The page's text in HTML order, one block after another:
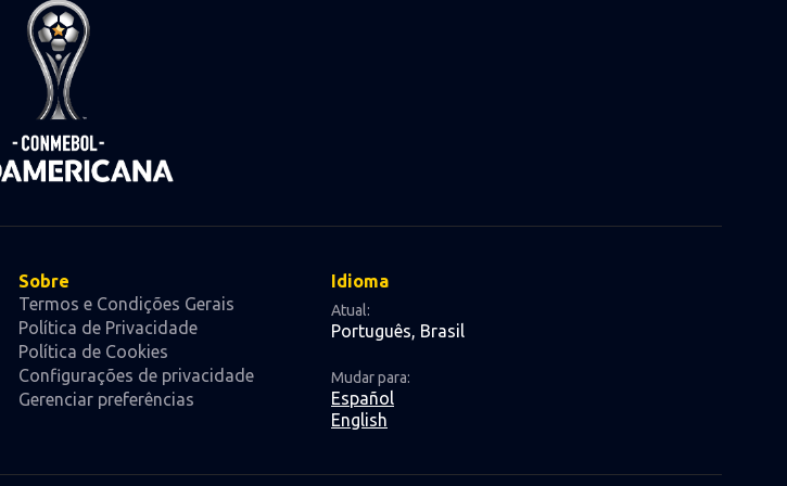
Sobre
Termos e Condições Gerais
Política de Privacidade
Política de Cookies
Configurações de privacidade
Gerenciar preferências
Idioma
Atual:
Português, Brasil
Mudar para:
Español
English